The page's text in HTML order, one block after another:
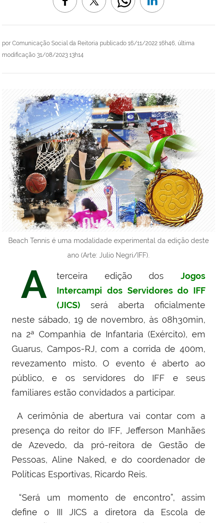
por Comunicação Social da Reitoria publicado 16/11/2022 16h46, última
modificação 31/08/2023 13h14
Beach Tennis é uma modalidade experimental da edição deste
ano (Arte: Julio Negri/IFF).
A terceira edição dos Jogos
Intercampi dos Servidores do IFF
(JICS) será aberta oficialmente
neste sábado, 19 de novembro, às 08h30min,
na 2ª Companhia de Infantaria (Exército), em
Guarus, Campos-RJ, com a corrida de 400m,
revezamento misto. O evento é aberto ao
público, e os servidores do IFF e seus
familiares estão convidados a participar.
A cerimônia de abertura vai contar com a
presença do reitor do IFF, Jefferson Manhães
de Azevedo, da pró-reitora de Gestão de
Pessoas, Aline Naked, e do coordenador de
Políticas Esportivas, Ricardo Reis.
“Será um momento de encontro”, assim
define o III JICS a diretora da Escola de